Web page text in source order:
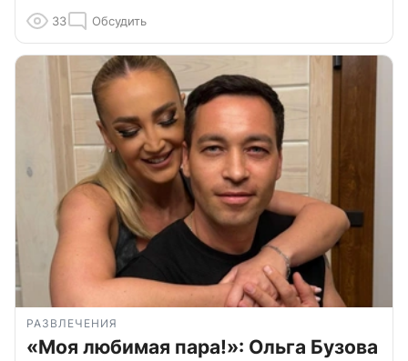
33 Обсудить
РАЗВЛЕЧЕНИЯ
«Моя любимая пара!»: Ольга Бузова